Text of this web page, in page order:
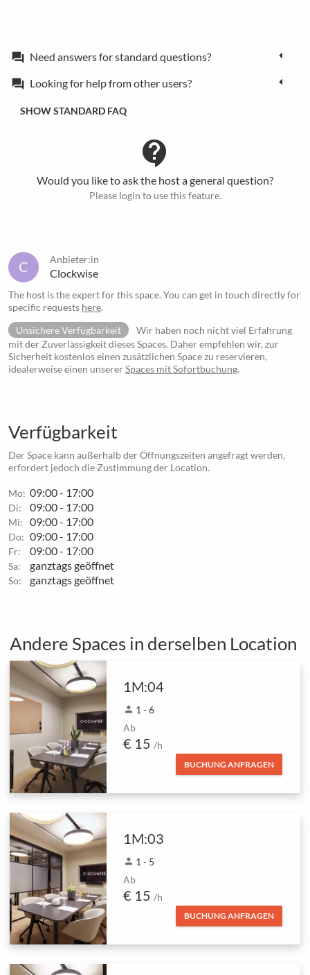
forum Need answers for standard questions?
forum Looking for help from other users?
SHOW STANDARD FAQ
contact_support
Would you like to ask the host a general question?
Please login to use this feature.
C Anbieter:in
Clockwise
The host is the expert for this space. You can get in touch directly for
specific requests here.
Unsichere Verfügbarkeit
Wir haben noch nicht viel Erfahrung
mit der Zuverlässigkeit dieses Spaces. Daher empfehlen wir, zur
Sicherheit kostenlos einen zusätzlichen Space zu reservieren,
idealerweise einen unsererSpaces mit Sofortbuchung.
Verfügbarkeit
Der Space kann außerhalb der Öffnungszeiten angefragt werden,
erfordert jedoch die Zustimmung der Location.
Mo: 09:00 - 17:00
Di: 09:00 - 17:00
Mi: 09:00 - 17:00
Do: 09:00 - 17:00
Fr: 09:00 - 17:00
Sa: ganztags geöffnet
So: ganztags geöffnet
Andere Spaces in derselben Location
1M:04
person 1 - 6
Ab
€ 15 /h
BUCHUNG ANFRAGEN
1M:03
person 1 - 5
Ab
€ 15 /h
BUCHUNG ANFRAGEN